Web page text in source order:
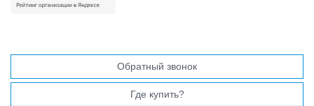
Обратный звонок
Где купить?